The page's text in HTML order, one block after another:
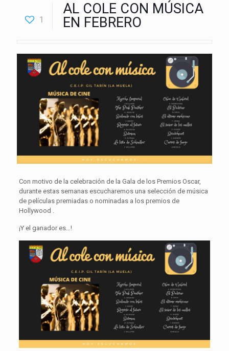
1
AL COLE CON MÚSICA
EN FEBRERO
Con motivo de la celebración de la Gala de los Premios Oscar,
durante estas semanas escucharemos una selección de música
de películas premiadas o nominadas a los premios de
Hollywood .
¡Y el ganador es…!